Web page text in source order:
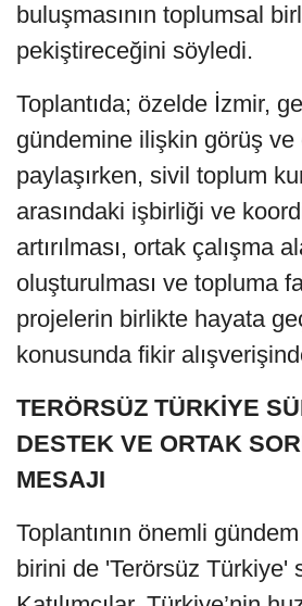
buluşmasının toplumsal
pekiştireceğini söyledi.
Toplantıda; özelde İzmir,
gündemine ilişkin görüş ve
paylaşırken, sivil toplum
arasındaki işbirliği ve
artırılması, ortak çalışma
oluşturulması ve topluma
projelerin birlikte hayata
konusunda fikir
TERÖRSÜZ TÜRKİYE
DESTEK VE ORTAK
MESAJI
Toplantının önemli
birini de 'Terörsüz Türkiye'